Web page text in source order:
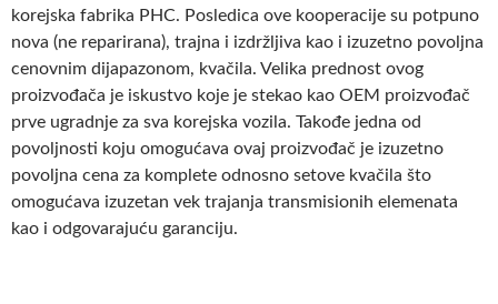
korejska fabrika PHC. Posledica ove kooperacije su potpuno
nova (ne reparirana), trajna i izdržljiva kao i izuzetno povoljna
cenovnim dijapazonom, kvačila. Velika prednost ovog
proizvođača je iskustvo koje je stekao kao OEM proizvođač
prve ugradnje za sva korejska vozila. Takođe jedna od
povoljnosti koju omogućava ovaj proizvođač je izuzetno
povoljna cena za komplete odnosno setove kvačila što
omogućava izuzetan vek trajanja transmisionih elemenata
kao i odgovarajuću garanciju.